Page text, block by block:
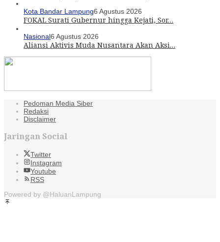
Kota Bandar Lampung6 Agustus 2026
FOKAL Surati Gubernur hingga Kejati, Sor…
Nasional6 Agustus 2026
Aliansi Aktivis Muda Nusantara Akan Aksi…
Pedoman Media Siber
Redaksi
Disclaimer
Jaringan Social
Twitter
Instagram
Youtube
RSS
Powered by @HaluanLampung